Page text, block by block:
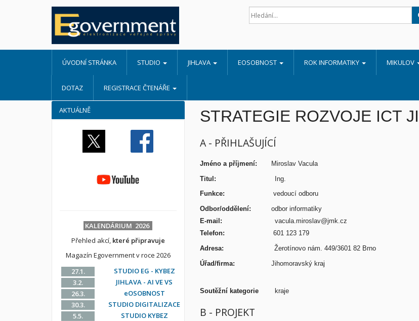
ÚVODNÍ STRÁNKA STUDIO JIHLAVA EOSOBNOST ROK INFORMATIKY MIKULOV
DOTAZ REGISTRACE ČTENÁŘE
STRATEGIE ROZVOJE ICT
A - PŘIHLAŠUJÍCÍ
Jméno a příjmení: Miroslav Vacula
Titul: Ing.
Funkce:
vedoucí odboru
Odbor/oddělení: odbor informatiky
E-mail:
vacula.miroslav@jmk.cz
Telefon:
601 123 179
Adresa:
Žerotínovo nám. 449/3601 82 Brno
Úřad/firma:
Jihomoravský kraj
Soutěžní kategorie kraje
B - PROJEKT
AKTUÁLNĚ
KALENDÁRIUM 2026
Přehled akcí, které připravuje
Magazín Egovernment v roce 2026
27.1.
STUDIO EG - KYBEZ
3.2.
JIHLAVA - AI VE VS
26.3.
eOSOBNOST
30.3.
STUDIO DIGITALIZACE
5.5.
STUDIO KYBEZ